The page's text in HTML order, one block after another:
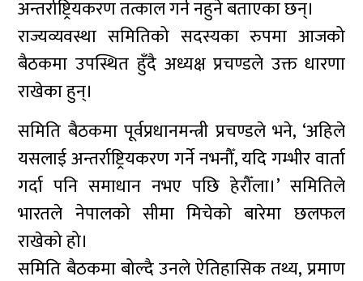
अन्तर्राष्ट्रियकरण तत्काल गर्न नहुने बताएका छन्।
राज्यव्यवस्था समितिको सदस्यका रुपमा आजको
बैठकमा उपस्थित हुँदै अध्यक्ष प्रचण्डले उक्त धारणा
राखेका हुन्।
समिति बैठकमा पूर्वप्रधानमन्त्री प्रचण्डले भने, ‘अहिले
यसलाई अन्तर्राष्ट्रियकरण गर्ने नभनौँ, यदि गम्भीर वार्ता
गर्दा पनि समाधान नभए पछि हेरौँला।’ समितिले
भारतले नेपालको सीमा मिचेको बारेमा छलफल
राखेको हो।
समिति बैठकमा बोल्दै उनले ऐतिहासिक तथ्य, प्रमाण